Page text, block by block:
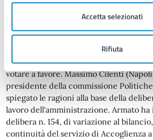
Accetta selezionati
Rifiuta
di Napoli nel periodo aprile-giugno
importo di 375.000 euro, è stata
Savastano (Forza Italia) ha parlato di
superficiale e approssimativa dei
ha aggiunto che per senso di
votare a favore. Massimo Cilenti
presidente della commissione
spiegato le ragioni alla base della
lavoro dell'amministrazione. Armato
delibera n. 154, di variazione al
continuità del servizio di Accoglienza a